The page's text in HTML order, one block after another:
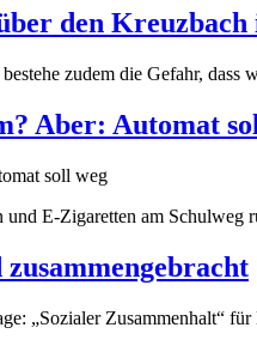
den
zudem die Gefahr, dass
Aber: Automat
und E-Zigaretten am
„Sozialer Zusammenhalt“